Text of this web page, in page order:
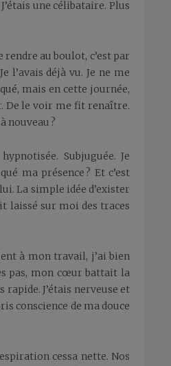
une célibataire. Plus
au boulot, c’est par
l’avais déjà vu. Je ne me
mais en cette journée,
De le voir me fit renaître.
nouveau ?
Subjuguée. Je
ma présence ? Et c’est
La simple idée d’exister
laissé sur moi des traces
à mon travail, j’ai bien
pas, mon cœur battait la
J’étais nerveuse et
conscience de ma douce
cessa nette. Nos